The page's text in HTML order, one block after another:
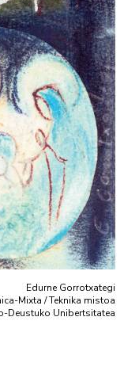
Edurne Gorrotxategi
Mixta / Teknika mistoa
Deustuko Unibertsitatea